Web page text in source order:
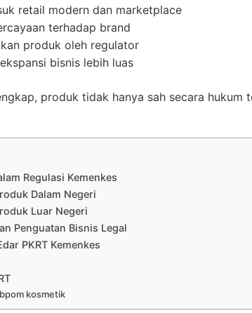
retail modern dan marketplace
terhadap brand
produk oleh regulator
bisnis lebih luas
produk tidak hanya sah secara
Regulasi Kemenkes
Dalam Negeri
Luar Negeri
Penguatan Bisnis Legal
PKRT Kemenkes
kosmetik